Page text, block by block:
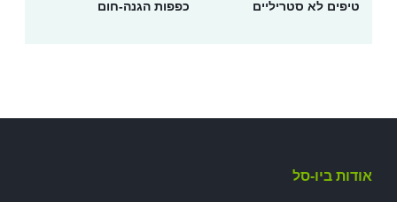
טיפים לא סטריליים כפפות הגנה-חום
אודות ביו-סל